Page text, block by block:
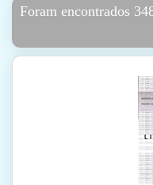
Foram encontrados